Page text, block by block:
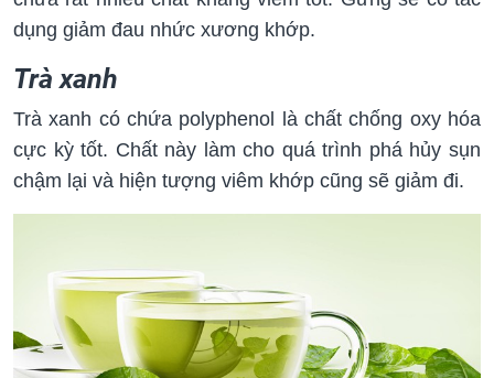
dụng giảm đau nhức xương khớp.
Trà xanh
Trà xanh có chứa polyphenol là chất chống oxy hóa
cực kỳ tốt. Chất này làm cho quá trình phá hủy sụn
chậm lại và hiện tượng viêm khớp cũng sẽ giảm đi.